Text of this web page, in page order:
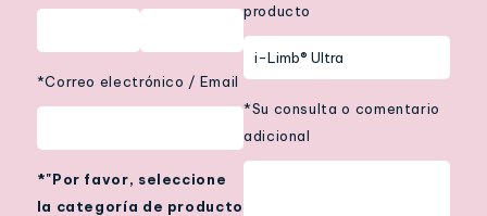
*Correo electrónico / Email
*"Por favor, seleccione
la categoría de producto
producto
*Su consulta o comentario
adicional